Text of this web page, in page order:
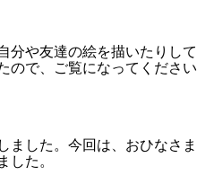
分や友達の絵を描いたりして
ので、ご覧になってください
ました。今回は、おひなさま
した。